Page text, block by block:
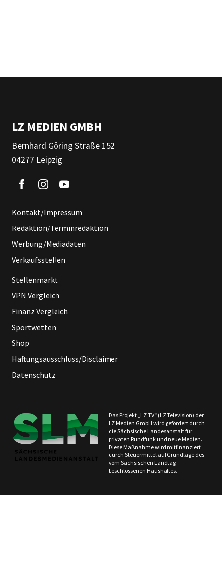
LZ MEDIEN GMBH
Bernhard Göring Straße 152
04277 Leipzig
Kontakt/Impressum
Redaktion/Terminredaktion
Werbung/Mediadaten
Verkaufsstellen
Stellenmarkt
VPN Vergleich
Finanz Vergleich
Sportwetten
Shop
Haftungsausschluss/Disclaimer
Datenschutz
Das Projekt „LZ TV“ (LZ Television) der
LZ Medien GmbH wird gefördert durch
die Sächsische Landesanstalt für
privaten Rundfunk und neue Medien.
Diese Maßnahme wird mitfinanziert
durch Steuermittel auf Grundlage des
vom Sächsischen Landtag
beschlossenen Haushaltes.